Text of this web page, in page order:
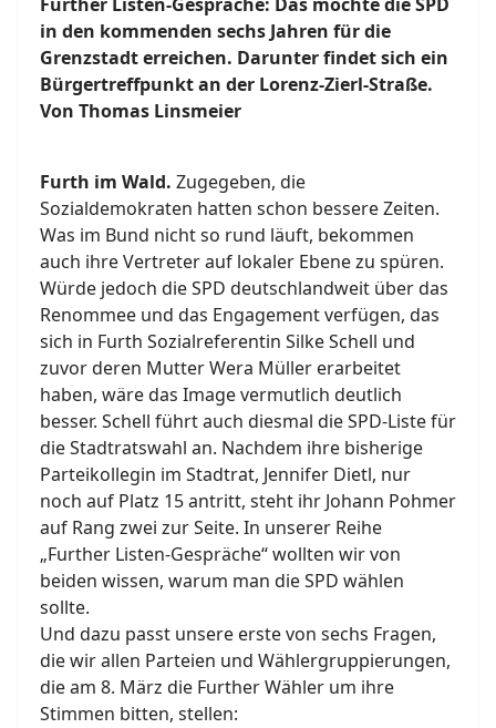
in den kommenden sechs Jahren für die
Grenzstadt erreichen. Darunter findet sich ein
Bürgertreffpunkt an der Lorenz-Zierl-Straße.
Von Thomas Linsmeier
Furth im Wald. Zugegeben, die
Sozialdemokraten hatten schon bessere Zeiten.
Was im Bund nicht so rund läuft, bekommen
auch ihre Vertreter auf lokaler Ebene zu spüren.
Würde jedoch die SPD deutschlandweit über das
Renommee und das Engagement verfügen, das
sich in Furth Sozialreferentin Silke Schell und
zuvor deren Mutter Wera Müller erarbeitet
haben, wäre das Image vermutlich deutlich
besser. Schell führt auch diesmal die SPD-Liste für
die Stadtratswahl an. Nachdem ihre bisherige
Parteikollegin im Stadtrat, Jennifer Dietl, nur
noch auf Platz 15 antritt, steht ihr Johann Pohmer
auf Rang zwei zur Seite. In unserer Reihe
„Further Listen-Gespräche“ wollten wir von
beiden wissen, warum man die SPD wählen
sollte.
Und dazu passt unsere erste von sechs Fragen,
die wir allen Parteien und Wählergruppierungen,
die am 8. März die Further Wähler um ihre
Stimmen bitten, stellen: